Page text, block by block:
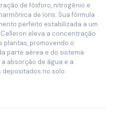
de fósforo, nitrogênio e
de íons. Sua fórmula
perfeito estabilizada a um
Celleron eleva a concentração
plantas, promovendo o
parte aérea e do sistema
absorção de água e a
no solo.